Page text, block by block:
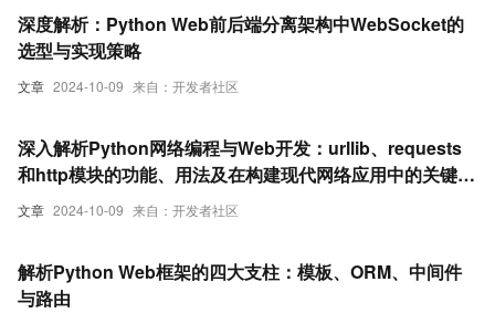
文章 2024-10-09 来自：开发者社区
深度解析：Python Web前后端分离架构中WebSocket的
选型与实现策略
文章 2024-10-09 来自：开发者社区
深入解析Python网络编程与Web开发：urllib、requests
和http模块的功能、用法及在构建现代网络应用中的关键作
用
解析Python Web框架的四大支柱：模板、ORM、中间件
与路由